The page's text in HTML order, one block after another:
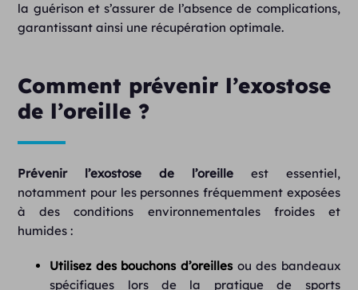
la guérison et s’assurer de l’absence de complications,
garantissant ainsi une récupération optimale.
Comment prévenir l’exostose
de l’oreille ?
Prévenir l’exostose de l’oreilleest essentiel,
notamment pour les personnes fréquemment exposées
à des conditions environnementales froides et
humides :
Utilisez des bouchons d’oreillesou des bandeaux
spécifiques lors de la pratique de sports